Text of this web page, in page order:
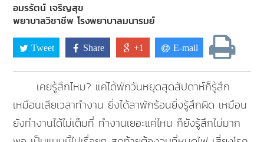
อมรรัตน์ เจริญสุข
พยาบาลวิชาชีพ โรงพยาบาลมนารมย์
Tweet Share +1 E-mail
เคยรู้สึกไหม? แค่ได้พักวันหยุดสุดสัปดาห์ก็รู้สึก
เหมือนเสียเวลาทำงาน ยิ่งได้ลาพักร้อนยิ่งรู้สึกผิด เหมือน
ยังทำงานได้ไม่เต็มที่ ทำงานเยอะแค่ไหน ก็ยังรู้สึกไม่มาก